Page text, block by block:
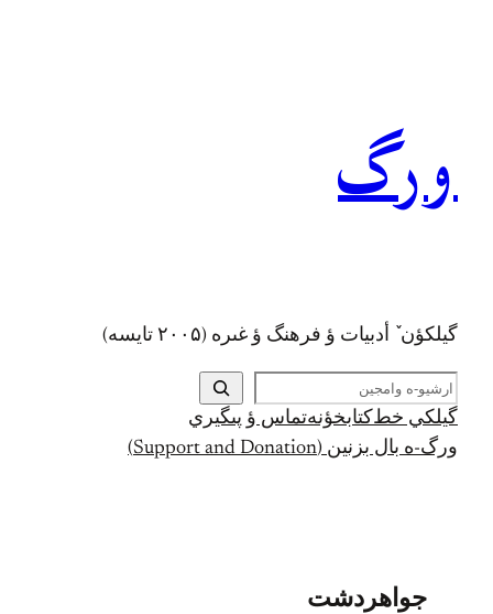
ورگ
گيلکؤن ٚ أدبیات ؤ فرهنگ ؤ غىره (۲۰۰۵ تايسه)
ج
س
ت
ج
گيلکي خط کتابخؤنهتماس ؤ پىگيري
ورگ-ه بال بزنين (Support and Donation)
جواهردشت